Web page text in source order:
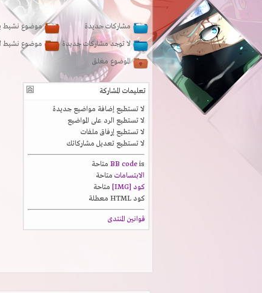
مشاركات جديدة
موضوع نشيط
لا توجد مشاركات جديدة
موضوع نشيط
الموضوع مغلق
تعليمات المشاركة
لا تستطيع إضافة مواضيع جديدة
لا تستطيع الرد على المواضيع
لا تستطيع إرفاق ملفات
لا تستطيع تعديل مشاركاتك
BB codeis
متاحة
الابتسامات متاحة
كود [IMG]
متاحة
كود HTML
معطلة
قوانين المنتدى